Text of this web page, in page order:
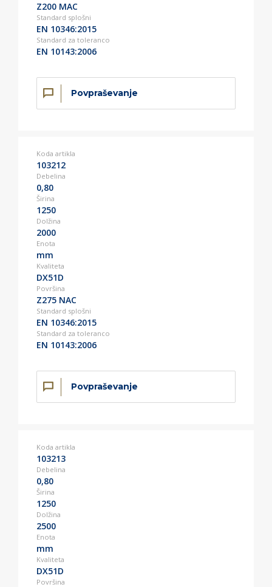
Z200 MAC
Standard splošni
EN 10346:2015
Standard za toleranco
EN 10143:2006
Povpraševanje
Koda artikla
103212
Debelina
0,80
Širina
1250
Dolžina
2000
Enota
mm
Kvaliteta
DX51D
Površina
Z275 NAC
Standard splošni
EN 10346:2015
Standard za toleranco
EN 10143:2006
Povpraševanje
Koda artikla
103213
Debelina
0,80
Širina
1250
Dolžina
2500
Enota
mm
Kvaliteta
DX51D
Površina